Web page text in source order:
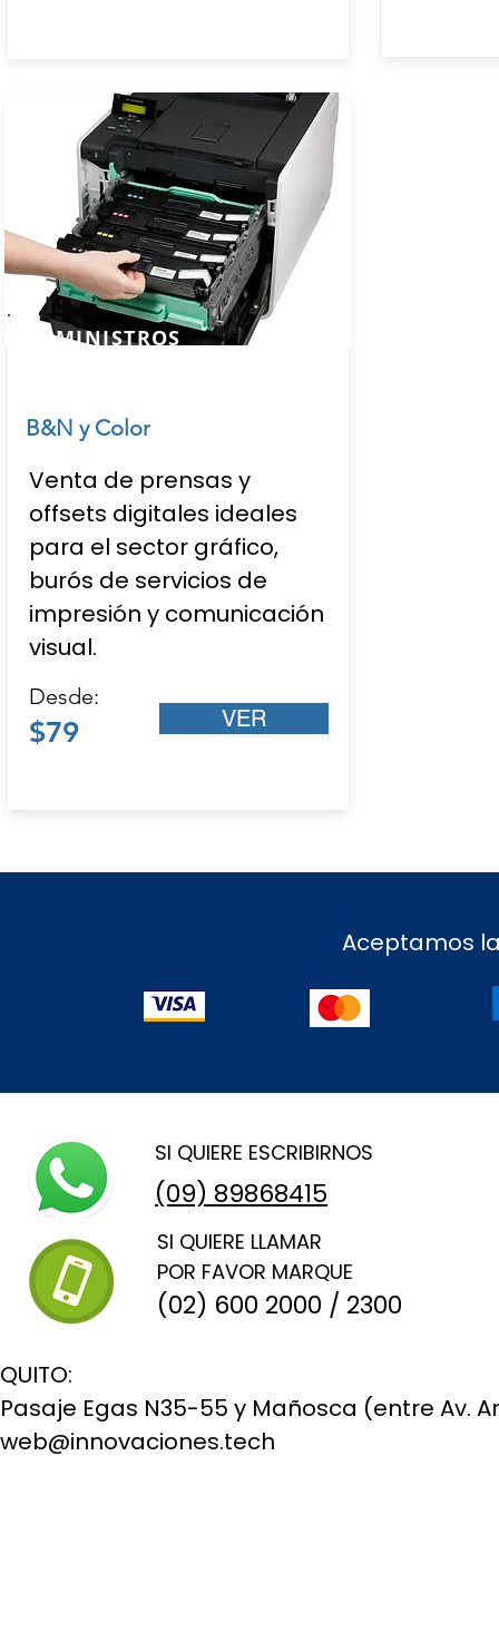
SUMINISTROS
B&N y Color
Venta de prensas y
offsets digitales ideales
para el sector gráfico,
burós de servicios de
impresión y comunicación
visual.
Desde:
$79 VER
Aceptamos
SI QUIERE ESCRIBIRNOS
(09) 89868415
SI QUIERE LLAMAR
POR FAVOR MARQUE
(02) 600 2000 / 2300
QUITO:
Pasaje Egas N35-55 y Mañosca (entre Av.
web@innovaciones.tech